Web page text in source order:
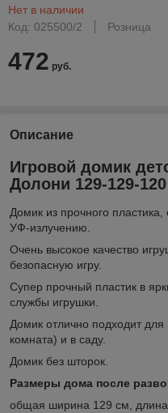
Нет в наличии
Код: 025500/2
Розница
472 руб.
Описание
Игровой домик
Долони 129-129-
Домик из прочного
УФ-излучению.
Очень высокое качество
безопасную игру.
Супер прочный пластик в
службы игрушки.
Домик отлично подходит
комната) и в саду.
Домик без шторок.
Размеры дома после
общая ширина 129 см,